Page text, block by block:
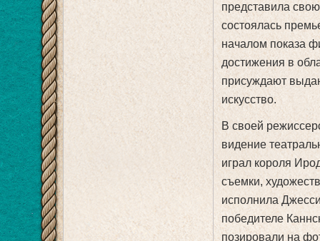
представила
состоялась
началом показа
достижения в
присуждают
искусство.
В своей
видение
играл короля
съемки,
исполнила
победителе
позировали на